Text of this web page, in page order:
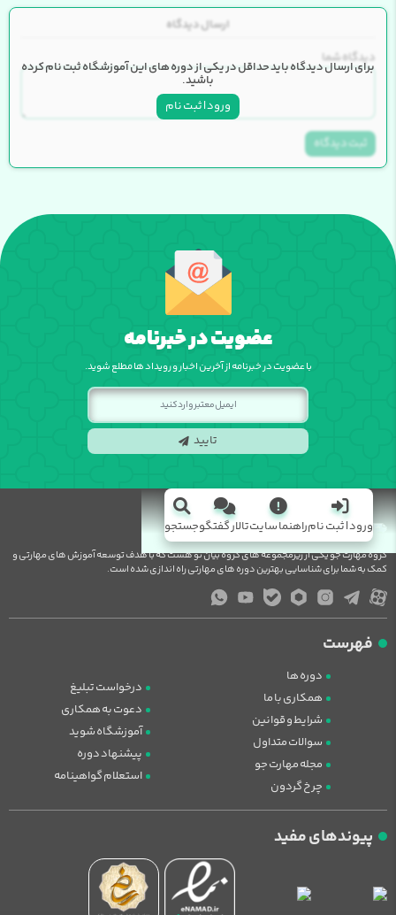
ارسال دیدگاه
دیدگاه شما
ثبت دیدگاه
برای ارسال دیدگاه باید حداقل در یکی از دوره های این آموزشگاه ثبت نام کرده
باشید.
ورود | ثبت نام
عضویت در خبرنامه
با عضویت در خبرنامه از آخرین اخبار و رویداد ها مطلع شوید.
تایید
ورود | ثبت نامراهنما سایتتالار گفتگوجستجو
گروه مهارت جو یکی از زیرمجموعه های گروه بیان نو هست که با هدف توسعه آموزش های مهارتی و
کمک به شما برای شناسایی بهترین دوره های مهارتی راه اندازی شده است.
فهرست
دوره ها
همکاری با ما
شرایط و قوانین
سوالات متداول
مجله مهارت جو
چرخ گردون
درخواست تبلیغ
دعوت به همکاری
آموزشگاه شوید
پیشنهاد دوره
استعلام گواهینامه
پیوندهای مفید